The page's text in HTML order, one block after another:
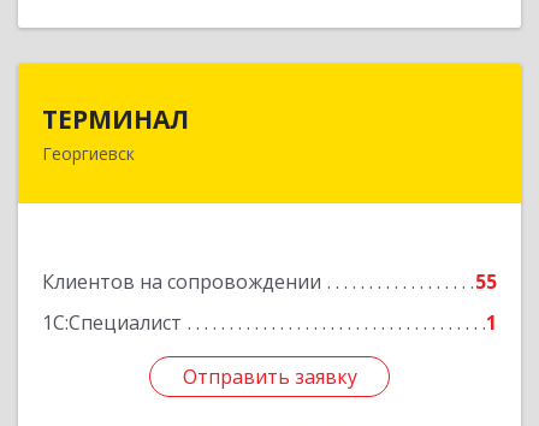
ТЕРМИНАЛ
Георгиевск
Клиентов на сопровождении
55
1С:Специалист
1
Отправить заявку
357820, Ставропольский край, Георгиевск г,
Отправить заявку